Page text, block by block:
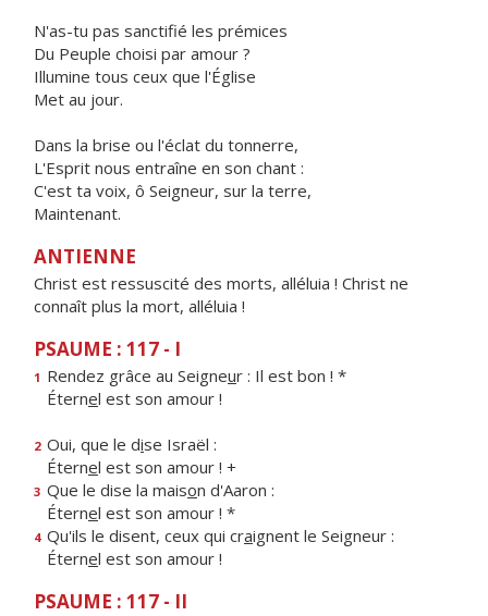
N'as-tu pas sanctifié les prémices
Du Peuple choisi par amour ?
Illumine tous ceux que l'Église
Met au jour.
Dans la brise ou l'éclat du tonnerre,
L'Esprit nous entraîne en son chant :
C'est ta voix, ô Seigneur, sur la terre,
Maintenant.
ANTIENNE
Christ est ressuscité des morts, alléluia ! Christ ne
connaît plus la mort, alléluia !
PSAUME : 117 - I
1 Rendez grâce au Seigneur : Il est bon ! *
Éternel est son amour !
2 Oui, que le dise Israël :
Éternel est son amour ! +
3 Que le dise la maison d'Aaron :
Éternel est son amour ! *
4 Qu'ils le disent, ceux qui craignent le Seigneur :
Éternel est son amour !
PSAUME : 117 - II